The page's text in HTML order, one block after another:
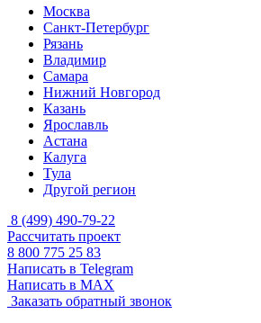
Москва
Санкт-Петербург
Рязань
Владимир
Самара
Нижний Новгород
Казань
Ярославль
Астана
Калуга
Тула
Другой регион
8 (499) 490-79-22
Рассчитать проект
8 800 775 25 83
Написать в Telegram
Написать в MAX
Заказать обратный звонок